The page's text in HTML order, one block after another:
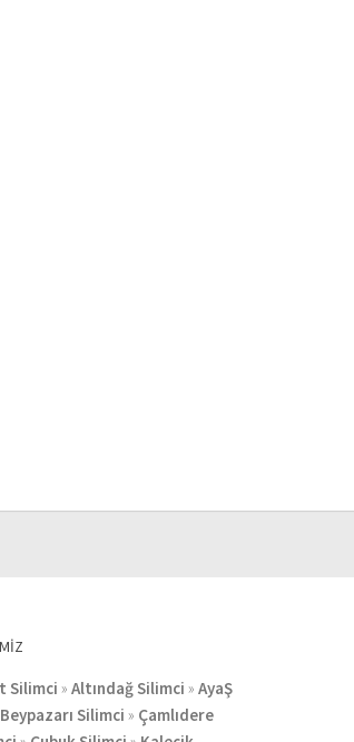
Silimci » Altındağ Silimci » AyaŞ
Beypazarı Silimci » Çamlıdere